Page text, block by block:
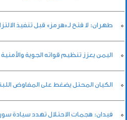
طهران: لا فتح لـ«هرمز» قبل تنفيذ
اليمن يعزز تنظيم قواته الجوية والأمنية
الكيان المحتل يضغط على المفاوض
فيدان: هجمات الاحتلال تهدد سيادة